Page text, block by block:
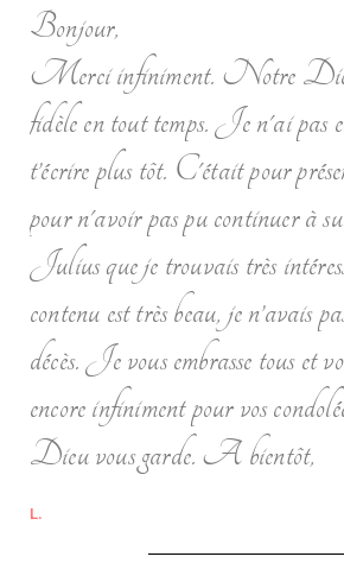
Bonjour,
Merci infiniment. Notre
fidèle en tout temps. Je n'ai pas
t’écrire plus tôt. C'était pour
pour n'avoir pas pu continuer à
Julius que je trouvais très
contenu est très beau, je n’avais
décès. Je vous embrasse tous et
encore infiniment pour vos
Dieu vous garde. A bientôt,
L.